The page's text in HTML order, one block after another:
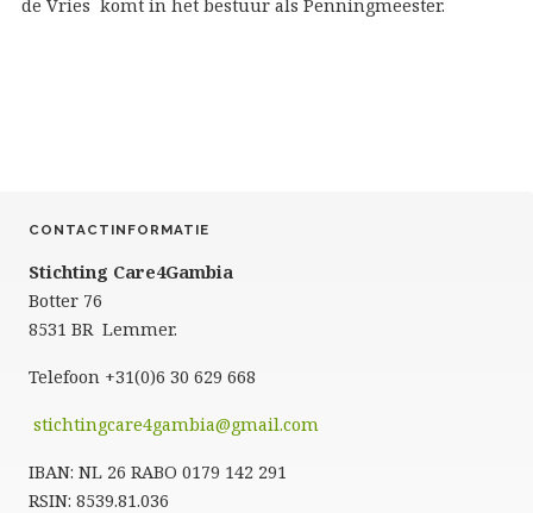
de Vries komt in het bestuur als Penningmeester.
CONTACTINFORMATIE
Stichting Care4Gambia
Botter 76
8531 BR Lemmer.
Telefoon +31(0)6 30 629 668
stichtingcare4gambia@gmail.com
IBAN: NL 26 RABO 0179 142 291
RSIN: 8539.81.036